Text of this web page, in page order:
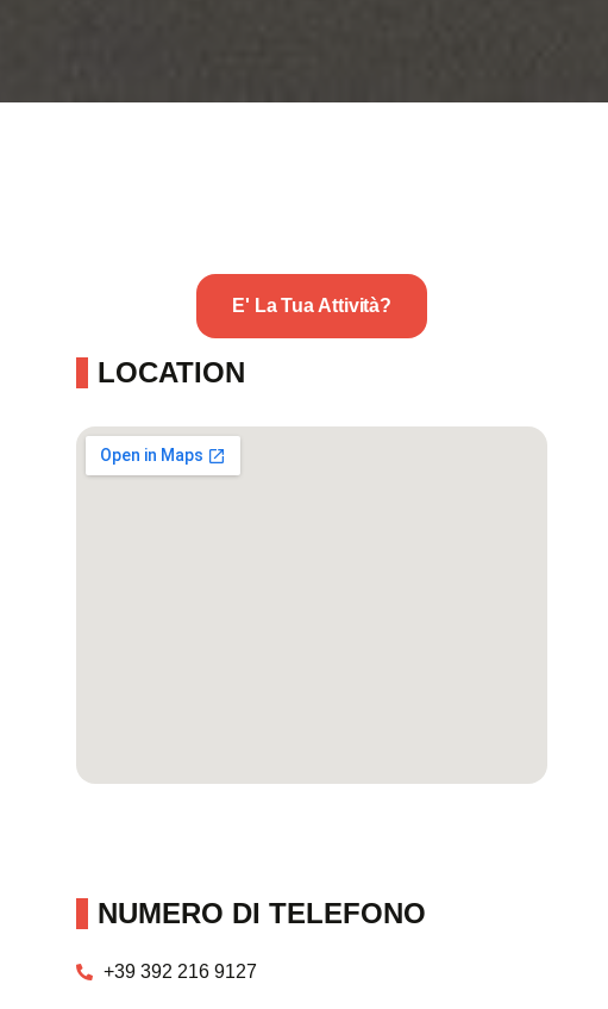
E' La Tua Attività?
LOCATION
NUMERO DI TELEFONO
+39 392 216 9127